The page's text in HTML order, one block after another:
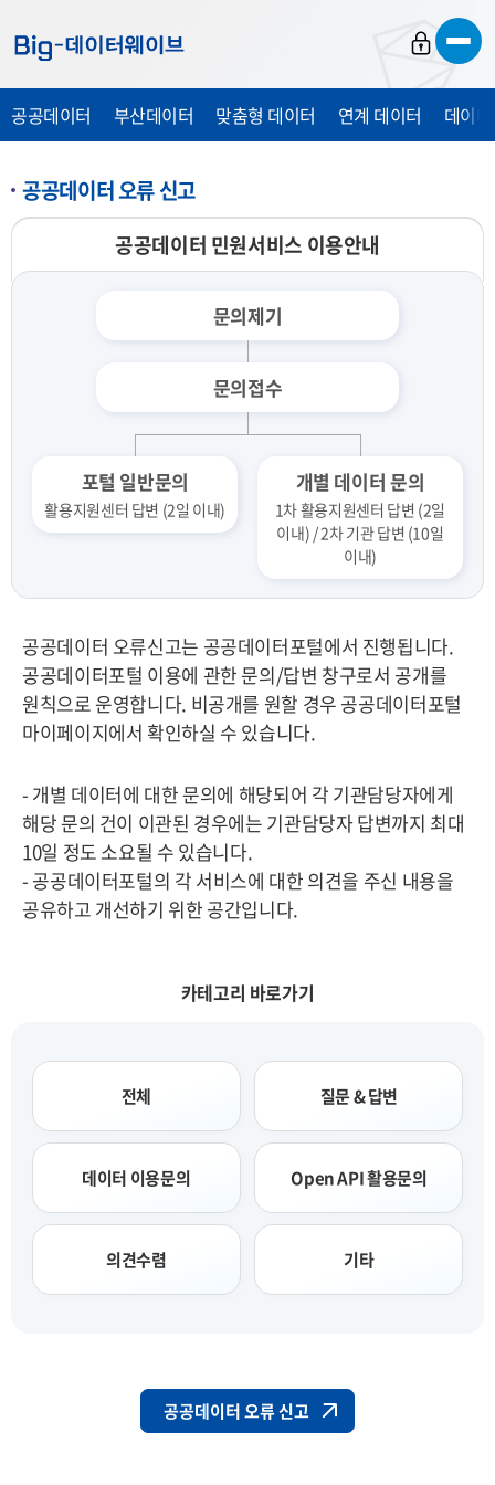
가
가
가
공공데이터 부산데이터 맞춤형 데이터 연계 데이터 데이
공공데이터 오류 신고
공공데이터 민원서비스 이용안내
문의제기
문의접수
포털 일반문의
활용지원센터 답변 (2일 이내)
개별 데이터 문의
1차 활용지원센터 답변 (2일
이내) / 2차 기관 답변 (10일
이내)
공공데이터 오류신고는 공공데이터포털에서 진행됩니다.
공공데이터포털 이용에 관한 문의/답변 창구로서 공개를
원칙으로 운영합니다. 비공개를 원할 경우 공공데이터포털
마이페이지에서 확인하실 수 있습니다.
- 개별 데이터에 대한 문의에 해당되어 각 기관담당자에게
해당 문의 건이 이관된 경우에는 기관담당자 답변까지 최대
10일 정도 소요될 수 있습니다.
- 공공데이터포털의 각 서비스에 대한 의견을 주신 내용을
공유하고 개선하기 위한 공간입니다.
카테고리 바로가기
전체 질문 & 답변
데이터 이용문의 Open API 활용문의
의견수렴 기타
공공데이터 오류 신고